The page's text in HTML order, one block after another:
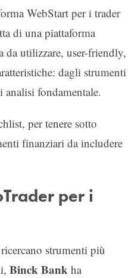
WebStart per i trader
di una piattaforma
da utilizzare, user-friendly,
dagli strumenti
fondamentale.
per tenere sotto
finanziari da includere
per i
strumenti più
Binck Bank ha